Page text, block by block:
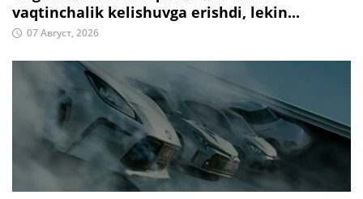
vaqtinchalik kelishuvga erishdi, lekin...
07 Август, 2026